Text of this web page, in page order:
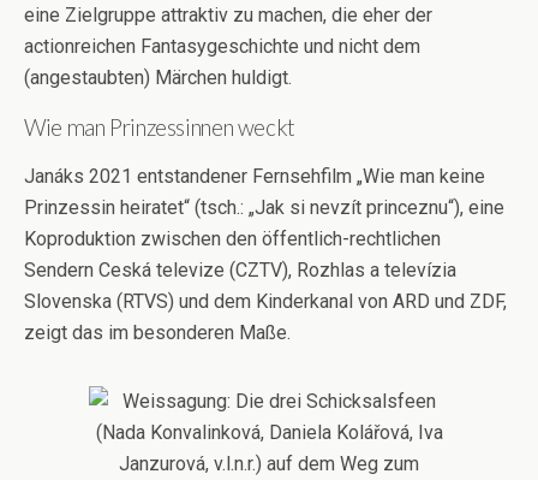
eine Zielgruppe attraktiv zu machen, die eher der
actionreichen Fantasygeschichte und nicht dem
(angestaubten) Märchen huldigt.
Wie man Prinzessinnen weckt
Janáks 2021 entstandener Fernsehfilm „Wie man keine
Prinzessin heiratet“ (tsch.: „Jak si nevzít princeznu“), eine
Koproduktion zwischen den öffentlich-rechtlichen
Sendern Ceská televize (CZTV), Rozhlas a televízia
Slovenska (RTVS) und dem Kinderkanal von ARD und ZDF,
zeigt das im besonderen Maße.